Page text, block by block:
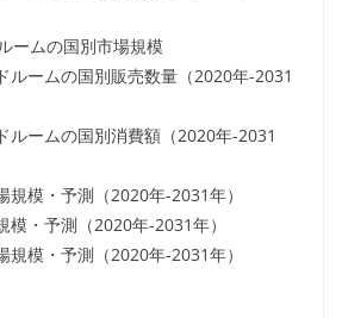
ームの国別市場規模
ルームの国別販売数量（2020年-2031
ルームの国別消費額（2020年-2031
模・予測（2020年-2031年）
・予測（2020年-2031年）
模・予測（2020年-2031年）